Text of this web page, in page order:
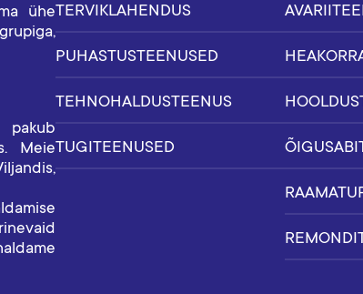
ühe
Meie
TERVIKLAHENDUS
PUHASTUSTEENUSED
TEHNOHALDUSTEENUS
TUGITEENUSED